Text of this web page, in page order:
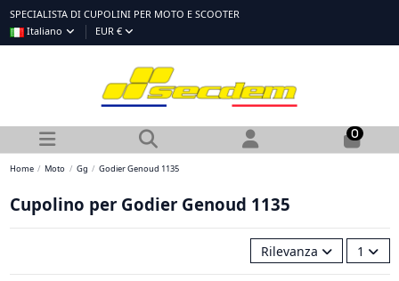
SPECIALISTA DI CUPOLINI PER MOTO E SCOOTER
Italiano
EUR €
0
Home Moto Gg Godier Genoud 1135
Cupolino per Godier Genoud 1135
Rilevanza 1